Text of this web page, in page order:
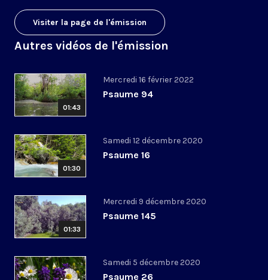
Visiter la page de l'émission
Autres vidéos de l'émission
01:43
Mercredi 16 février 2022
Psaume 94
01:30
Samedi 12 décembre 2020
Psaume 16
01:33
Mercredi 9 décembre 2020
Psaume 145
Samedi 5 décembre 2020
Psaume 26